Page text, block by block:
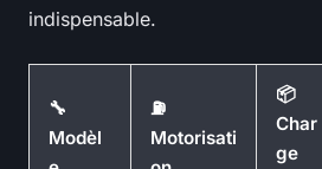
indispensable.
🔧
Modèl
⛽
Motorisati
📦
Char
ge